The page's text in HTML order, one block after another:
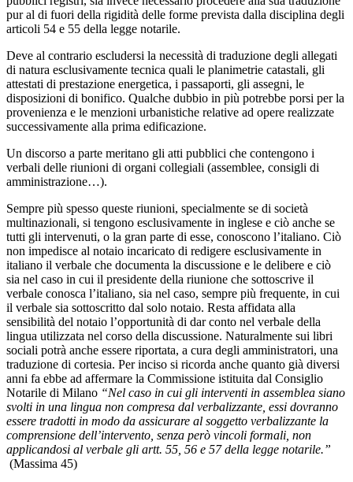
pur al di fuori della rigidità delle forme prevista dalla disciplina degli
articoli 54 e 55 della legge notarile.
Deve al contrario escludersi la necessità di traduzione degli allegati
di natura esclusivamente tecnica quali le planimetrie catastali, gli
attestati di prestazione energetica, i passaporti, gli assegni, le
disposizioni di bonifico. Qualche dubbio in più potrebbe porsi per la
provenienza e le menzioni urbanistiche relative ad opere realizzate
successivamente alla prima edificazione.
Un discorso a parte meritano gli atti pubblici che contengono i
verbali delle riunioni di organi collegiali (assemblee, consigli di
amministrazione…).
Sempre più spesso queste riunioni, specialmente se di società
multinazionali, si tengono esclusivamente in inglese e ciò anche se
tutti gli intervenuti, o la gran parte di esse, conoscono l’italiano. Ciò
non impedisce al notaio incaricato di redigere esclusivamente in
italiano il verbale che documenta la discussione e le delibere e ciò
sia nel caso in cui il presidente della riunione che sottoscrive il
verbale conosca l’italiano, sia nel caso, sempre più frequente, in cui
il verbale sia sottoscritto dal solo notaio. Resta affidata alla
sensibilità del notaio l’opportunità di dar conto nel verbale della
lingua utilizzata nel corso della discussione. Naturalmente sui libri
sociali potrà anche essere riportata, a cura degli amministratori, una
traduzione di cortesia. Per inciso si ricorda anche quanto già diversi
anni fa ebbe ad affermare la Commissione istituita dal Consiglio
Notarile di Milano “Nel caso in cui gli interventi in assemblea siano
svolti in una lingua non compresa dal verbalizzante, essi dovranno
essere tradotti in modo da assicurare al soggetto verbalizzante la
comprensione dell’intervento, senza però vincoli formali, non
applicandosi al verbale gli artt. 55, 56 e 57 della legge notarile.”
(Massima 45)